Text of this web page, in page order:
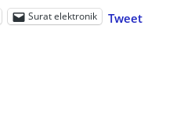
Surat elektronik Tweet